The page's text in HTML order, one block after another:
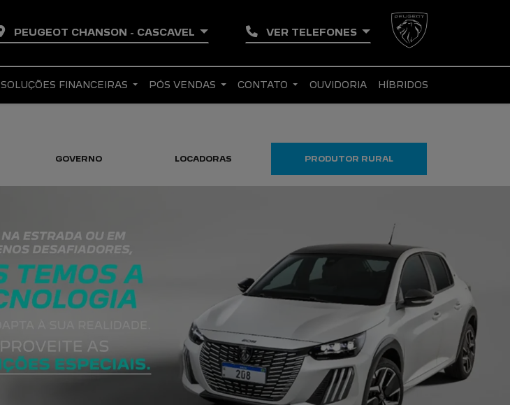
PEUGEOT CHANSON - CASCAVEL VER TELEFONES
SOLUÇÕES FINANCEIRAS PÓS VENDAS CONTATO OUVIDORIA HÍBRIDOS
GOVERNO LOCADORAS PRODUTOR RURAL